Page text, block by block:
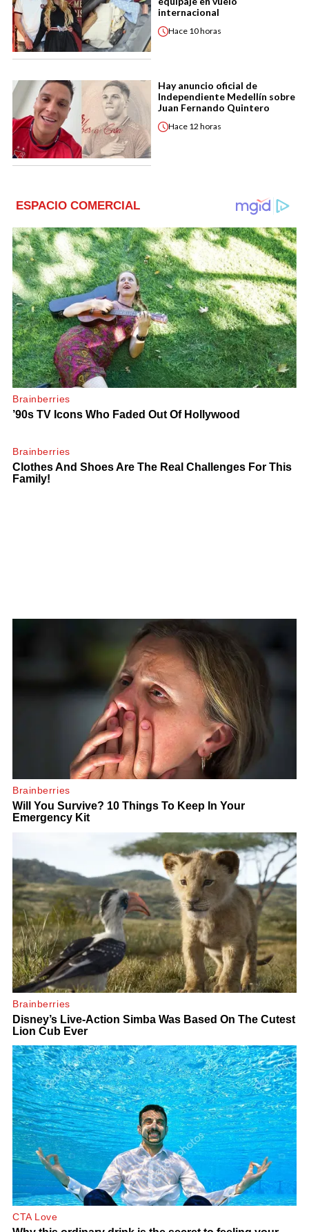
internacional
Hace 10 horas
Hay anuncio oficial de
Independiente Medellín sobre
Juan Fernando Quintero
Hace 12 horas